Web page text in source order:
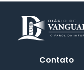
Contato